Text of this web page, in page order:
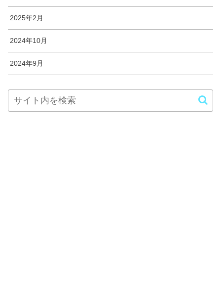
2025年2月
2024年10月
2024年9月